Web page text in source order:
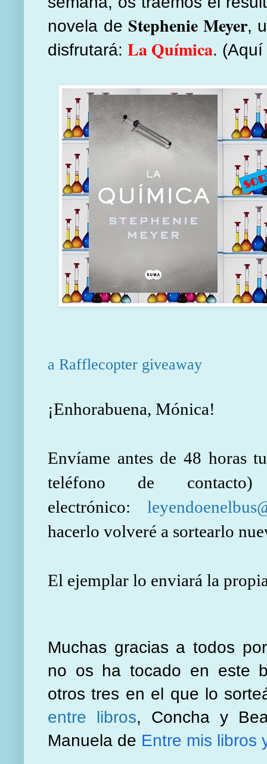
novela de Stephenie Meyer,
disfrutará: La Química.
a Rafflecopter giveaway
¡Enhorabuena, Mónica!
Envíame antes de 48 horas
teléfono de
electrónico:
hacerlo volveré a sortearlo
El ejemplar lo enviará la
Muchas gracias a todos
no os ha tocado en este
otros tres en el que lo
entre libros, Concha y
Manuela de Entre mis libros